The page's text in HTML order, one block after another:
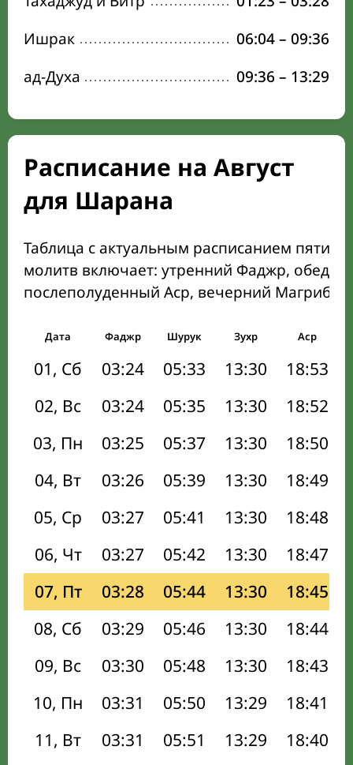
Ишрак
06:04– 09:36
ад-Духа
09:36 – 13:29
Расписание на Август
для Шарана
Таблица с актуальным расписанием пяти
молитв включает: утренний Фаджр,
послеполуденный Аср, вечерний Магриб
Дата Фаджр Шурук Зухр Аср
01, Сб 03:24 05:33 13:30 18:53
02, Вс
03:24 05:35 13:30 18:52
03, Пн
03:25 05:37 13:30 18:50
04, Вт
03:26 05:39 13:30 18:49
05, Ср
03:27 05:41 13:30 18:48
06, Чт
03:27 05:42 13:30 18:47
07, Пт
03:28 05:44 13:30 18:45
08, Сб
03:29 05:46 13:30 18:44
09, Вс
03:30 05:48 13:30 18:43
10, Пн
03:31 05:50 13:29 18:41
11, Вт
03:31 05:51 13:29 18:40